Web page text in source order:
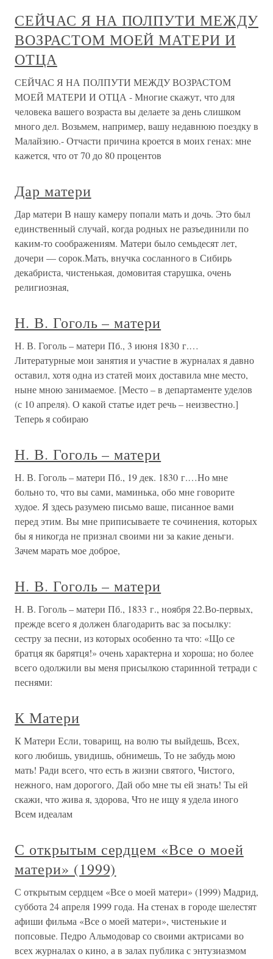
СЕЙЧАС Я НА ПОЛПУТИ МЕЖДУ
ВОЗРАСТОМ МОЕЙ МАТЕРИ И
ОТЦА
СЕЙЧАС Я НА ПОЛПУТИ МЕЖДУ ВОЗРАСТОМ
МОЕЙ МАТЕРИ И ОТЦА - Многие скажут, что для
человека вашего возраста вы делаете за день слишком
много дел. Возьмем, например, вашу недавнюю поездку в
Малайзию.- Отчасти причина кроется в моих генах: мне
кажется, что от 70 до 80 процентов
Дар матери
Дар матери В нашу камеру попали мать и дочь. Это был
единственный случай, когда родных не разъединили по
каким-то соображениям. Матери было семьдесят лет,
дочери — сорок.Мать, внучка сосланного в Сибирь
декабриста, чистенькая, домовитая старушка, очень
религиозная,
Н. В. Гоголь – матери
Н. В. Гоголь – матери Пб., 3 июня 1830 г.…
Литературные мои занятия и участие в журналах я давно
оставил, хотя одна из статей моих доставила мне место,
ныне мною занимаемое. [Место – в департаменте уделов
(с 10 апреля). О какой статье идет речь – неизвестно.]
Теперь я собираю
Н. В. Гоголь – матери
Н. В. Гоголь – матери Пб., 19 дек. 1830 г.…Но мне
больно то, что вы сами, маминька, обо мне говорите
худое. Я здесь разумею письмо ваше, писанное вами
перед этим. Вы мне приписываете те сочинения, которых
бы я никогда не признал своими ни за какие деньги.
Зачем марать мое доброе,
Н. В. Гоголь – матери
Н. В. Гоголь – матери Пб., 1833 г., ноября 22.Во-первых,
прежде всего я должен благодарить вас за посылку:
сестру за песни, из которых особенно та что: «Що се
братця як барятця!» очень характерна и хороша; но более
всего одолжили вы меня присылкою старинной тетради с
песнями:
К Матери
К Матери Если, товарищ, на волю ты выйдешь, Всех,
кого любишь, увидишь, обнимешь, То не забудь мою
мать! Ради всего, что есть в жизни святого, Чистого,
нежного, нам дорогого, Дай обо мне ты ей знать! Ты ей
скажи, что жива я, здорова, Что не ищу я удела иного
Всем идеалам
С открытым сердцем «Все о моей
матери» (1999)
С открытым сердцем «Все о моей матери» (1999) Мадрид,
суббота 24 апреля 1999 года. На стенах в городе шелестят
афиши фильма «Все о моей матери», чистенькие и
попсовые. Педро Альмодовар со своими актрисами во
всех журналах о кино, а в залах публика с энтузиазмом